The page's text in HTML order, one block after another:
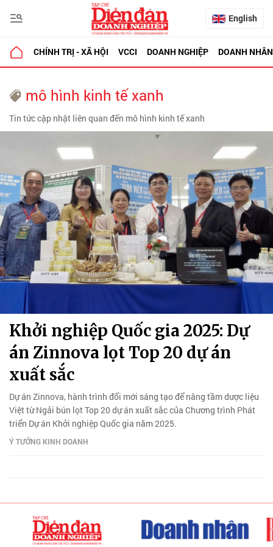
English
CHÍNH TRỊ - XÃ HỘI VCCI DOANH NGHIỆP DOANH NHÂN
mô hình kinh tế xanh
Tin tức cập nhật liên quan đến mô hình kinh tế xanh
Khởi nghiệp Quốc gia 2025: Dự
án Zinnova lọt Top 20 dự án
xuất sắc
Dự án Zinnova, hành trình đổi mới sáng tạo để nâng tầm dược liệu
Việt từ Ngải bún lọt Top 20 dự án xuất sắc của Chương trình Phát
triển Dự án Khởi nghiệp Quốc gia năm 2025.
Ý TƯỞNG KINH DOANH